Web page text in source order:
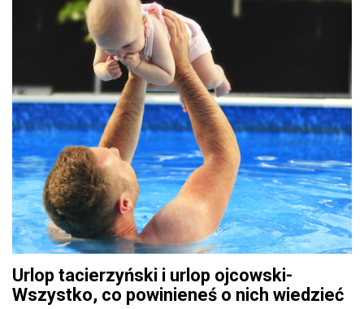
Urlop tacierzyński i urlop ojcowski-
Wszystko, co powinieneś o nich wiedzieć